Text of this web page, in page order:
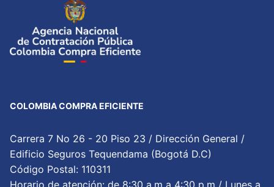
COLOMBIA COMPRA EFICIENTE
Carrera 7 No 26 - 20 Piso 23 / Dirección General /
Edificio Seguros Tequendama (Bogotá D.C)
Código Postal: 110311